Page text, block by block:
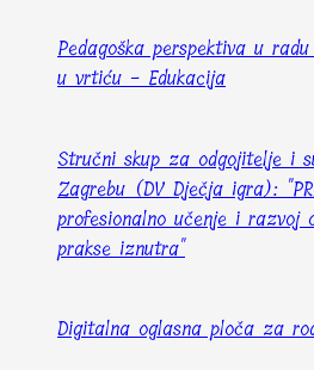
Pedagoška perspektiva u
u vrtiću - Edukacija
Stručni skup za odgojitelje i
Zagrebu (DV Dječja igra):
profesionalno učenje i razvoj
prakse iznutra"
Digitalna oglasna ploča za